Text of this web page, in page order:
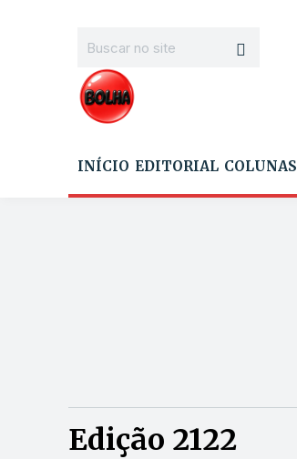
INÍCIO EDITORIAL COLUNAS
Edição 2122